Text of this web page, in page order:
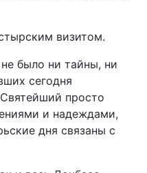
визитом.
было ни тайны, ни
сегодня
просто
и надеждами,
дня связаны с